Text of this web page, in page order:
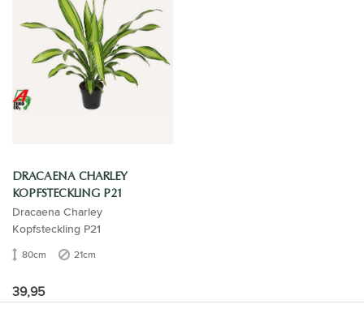
DRACAENA CHARLEY
KOPFSTECKLING P21
Dracaena Charley
Kopfsteckling P21
80cm 21cm
39,95